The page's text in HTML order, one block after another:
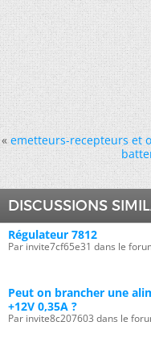
« emetteurs-recepteurs et
DISCUSSIONS
Régulateur 7812
Par invite7cf65e31 dans le
Peut on brancher une
+12V 0,35A ?
Par invite8c207603 dans le